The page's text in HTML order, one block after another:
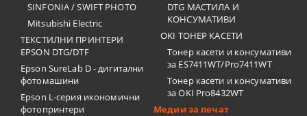
SINFONIA / SWIFT PHOTO
Mitsubishi Electric
ТЕКСТИЛНИ ПРИНТЕРИ
EPSON DTG/DTF
Epson SureLab D - дигитални
фотомашини
Epson L-серия икономични
фотопринтери
DTG МАСТИЛА И
КОНСУМАТИВИ
OKI ТОНЕР КАСЕТИ
Тонер касети и консумативи
за ES7411WT/Pro7411WT
Тонер касети и консумативи
за OKI Pro8432WT
Медии за печат